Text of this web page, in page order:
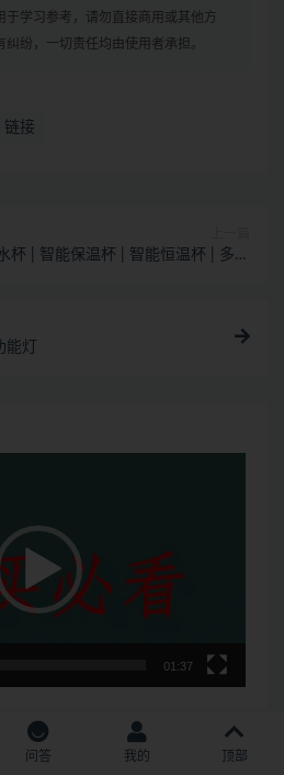
于学习参考，请勿直接商用或其他方
纷，一切责任均由使用者承担。
链接
杯 | 智能保温杯 | 智能恒温杯 | 多功
灯
01:37
方按钮可自动跳转到网页版淘宝
问答 我的 顶部